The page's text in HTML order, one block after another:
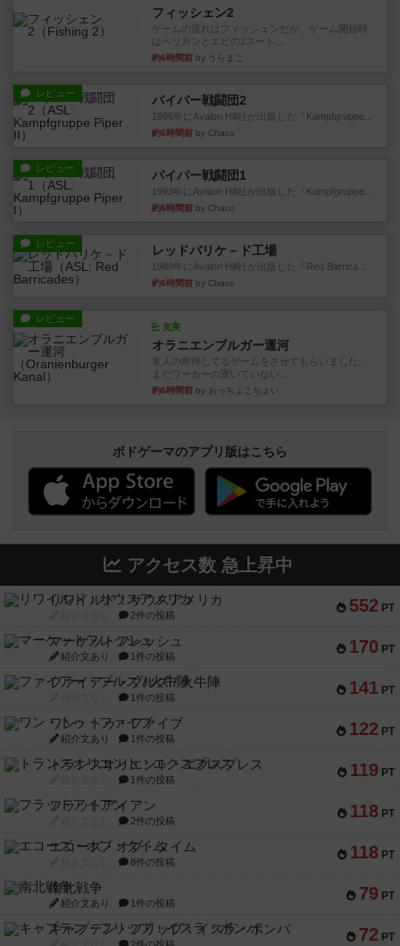
フィッシェン2
ゲームの流れはフィッシェンだが、ゲーム開始時
はペリカンとエビの2スート...
約6時間前 by うらまこ
レビュー パイパー戦闘団2
1996年にAvalon Hill社が出版した『Kampfgruppe...
約6時間前 by Chaco
レビュー パイパー戦闘団1
1993年にAvalon Hill社が出版した『Kampfgruppe...
約6時間前 by Chaco
レビュー レッドバリケ－ド工場
1989年にAvalon Hill社が出版した『Red Barrica...
約6時間前 by Chaco
レビュー
充実
オラニエンブルガー運河
友人の所持してるゲームをさせてもらいました。
まだワーカーの置いていない...
約6時間前 by おっちょこちょい
ボドゲーマのアプリ版はこちら
アクセス数 急上昇中
552 PT
リワイルド：サウスアメリカ
2件の投稿
170 PT
マーケットフレッシュ
紹介文あり 1件の投稿
141 PT
ファイアー・ブルズ / 火牛陣
1件の投稿
122 PT
ワン・トゥ・ファイブ
紹介文あり 1件の投稿
119 PT
トランスオリエント・エクスプレス
1件の投稿
118 PT
フラットアイアン
2件の投稿
118 PT
エコーズ・オブ・タイム
8件の投稿
79 PT
南北戦争
紹介文あり 1件の投稿
72 PT
キャプテン・フリップ：イスラ・ボンバ